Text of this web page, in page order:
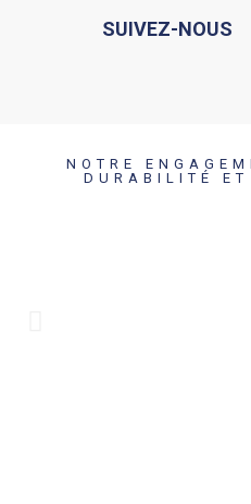
SUIVEZ-NOUS
NOTRE
DURABILITÉ ET